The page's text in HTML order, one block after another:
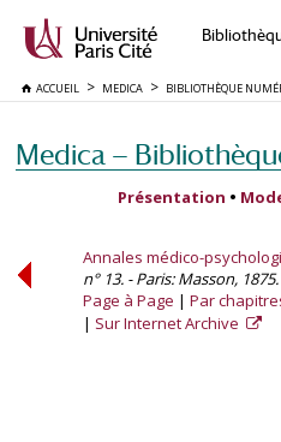
ACCUEIL MEDICA BIBLIOTHÈQUE
Medica —
Présentation •
Annales médico-
n° 13. - Paris: Masson, 1875.
Page à Page
Par
Sur Internet Archive